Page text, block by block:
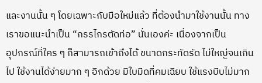
และงานนั้น ๆ โดยเฉพาะกับมือใหม่แล้ว ที่ต้องนำมาใช้งานนั้น ทาง
เราขอแนะนำเป็น “กรรไกรตัดท่อ” นั่นเองค่ะ เนื่องจากเป็น
อุปกรณ์ที่ใคร ๆ ก็สามารถเข้าถึงได้ ขนาดกระทัดรัด ไม่ใหญ่จนเกิน
ไป ใช้งานได้ง่ายมาก ๆ อีกด้วย มีใบมีดที่คมเฉียบ ใช้แรงบีบไม่มาก